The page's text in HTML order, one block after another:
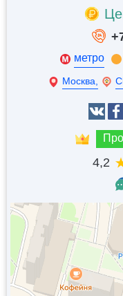
метро
Москва,
4,2